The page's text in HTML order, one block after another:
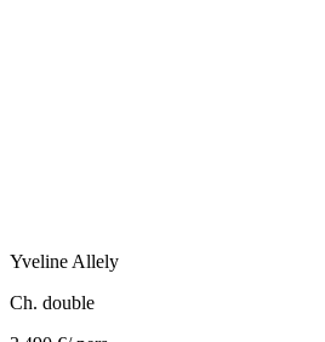
Yveline Allely
Ch. double